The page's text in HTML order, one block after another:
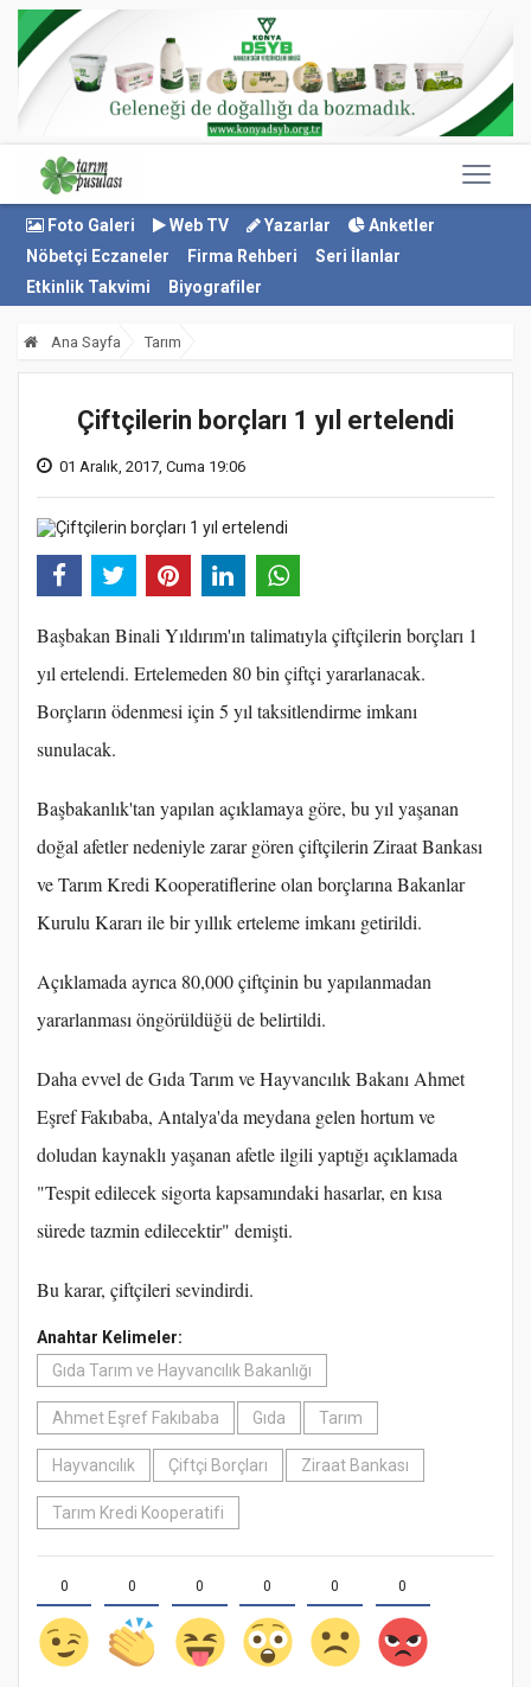
Foto Galeri Web TV Yazarlar
Anketler
Nöbetçi Eczaneler
Firma Rehberi
Seri İlanlar
Etkinlik Takvimi
Biyografiler
Ana Sayfa Tarım
Çiftçilerin borçları 1 yıl ertelendi
01 Aralık, 2017, Cuma 19:06
Başbakan Binali Yıldırım'ın talimatıyla çiftçilerin borçları 1
yıl ertelendi. Ertelemeden 80 bin çiftçi yararlanacak.
Borçların ödenmesi için 5 yıl taksitlendirme imkanı
sunulacak.
Başbakanlık'tan yapılan açıklamaya göre, bu yıl yaşanan
doğal afetler nedeniyle zarar gören çiftçilerin Ziraat Bankası
ve Tarım Kredi Kooperatiflerine olan borçlarına Bakanlar
Kurulu Kararı ile bir yıllık erteleme imkanı getirildi.
Açıklamada ayrıca 80,000 çiftçinin bu yapılanmadan
yararlanması öngörüldüğü de belirtildi.
Daha evvel de Gıda Tarım ve Hayvancılık Bakanı Ahmet
Eşref Fakıbaba, Antalya'da meydana gelen hortum ve
doludan kaynaklı yaşanan afetle ilgili yaptığı açıklamada
"Tespit edilecek sigorta kapsamındaki hasarlar, en kısa
sürede tazmin edilecektir" demişti.
Bu karar, çiftçileri sevindirdi.
Anahtar Kelimeler:
Gıda Tarım ve Hayvancılık Bakanlığı
Ahmet Eşref Fakıbaba Gıda Tarım
Hayvancılık Çiftçi Borçları Ziraat Bankası
Tarım Kredi Kooperatifi
0 0 0 0 0 0